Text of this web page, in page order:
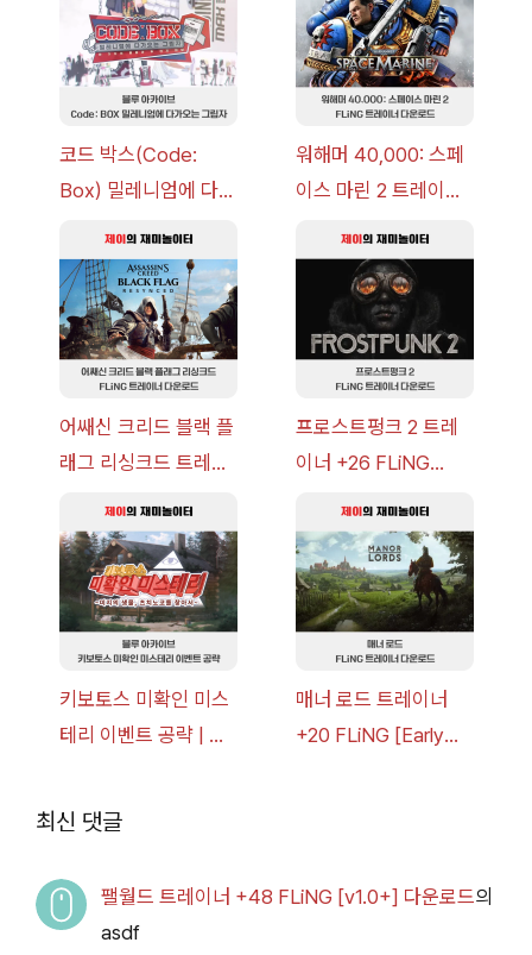
코드 박스(Code:
Box) 밀레니엄에 다가
략 [복각] | 블루 아카
이브
워해머 40,000: 스페
이스 마린 2 트레이너
v14.0+] 다운로드
어쌔신 크리드 블랙 플
래그 리싱크드 트레이
v1.0+] 다운로드
프로스트펑크 2 트레
이너 +26 FLiNG
드
키보토스 미확인 미스
테리 이벤트 공략 | 블
매너 로드 트레이너
+20 FLiNG [Early
최신 댓글
팰월드 트레이너 +48 FLiNG [v1.0+] 다운로드의
asdf